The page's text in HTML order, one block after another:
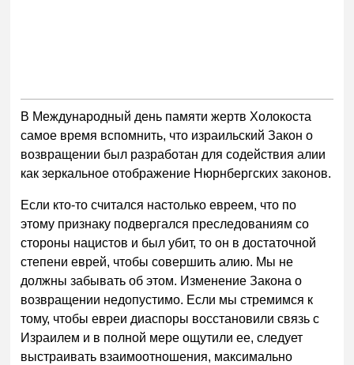
В Международный день памяти жертв Холокоста
самое время вспомнить, что израильский Закон о
возвращении был разработан для содействия алии
как зеркальное отображение Нюрнбергских законов.
Если кто-то считался настолько евреем, что по
этому признаку подвергался преследованиям со
стороны нацистов и был убит, то он в достаточной
степени еврей, чтобы совершить алию. Мы не
должны забывать об этом. Изменение Закона о
возвращении недопустимо. Если мы стремимся к
тому, чтобы евреи диаспоры восстановили связь с
Израилем и в полной мере ощутили ее, следует
выстраивать взаимоотношения, максимально